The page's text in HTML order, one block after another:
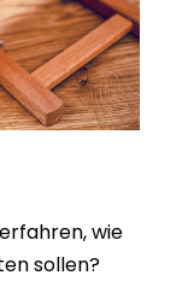
wie
sollen?